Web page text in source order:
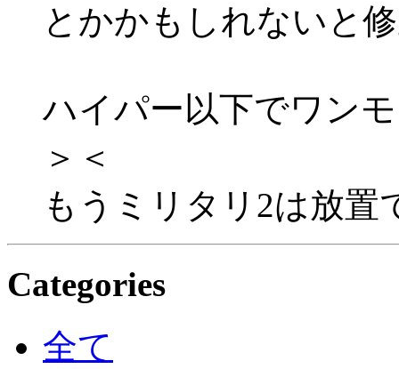
とかかもしれないと
ハイパー以下でワン
＞＜
もうミリタリ2は放置
Categories
全て